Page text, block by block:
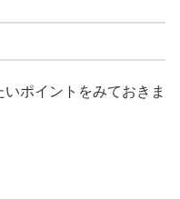
ポイントをみておきま